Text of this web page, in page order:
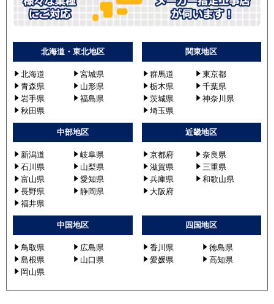
PEZX-HRMP140DV
PEZX-HRMP140DY
PEZX-HRMP140D2
PEZX-HRMP140D4
PEZX-HRMP140D5
日立
RPI-GP140RSHPC4
RPI-GP140RSHPC5
RPI-GP140RSHPC6
RPI-GP140RSHP5
RPI-GP140RSHP6
RPI-GP140RSHPC8
RPI-GP140RSHPC9
北海道・東北地区
北海道
宮城県
青森県
山形県
岩手県
福島県
秋田県
関東地区
群馬道
東京都
栃木県
千葉県
茨城県
神奈川県
埼玉県
中部地区
新潟道
岐阜県
石川県
山梨県
富山県
愛知県
長野県
静岡県
福井県
近畿地区
京都府
奈良県
滋賀県
三重県
兵庫県
和歌山県
大阪府
中国地区
鳥取県
広島県
島根県
山口県
岡山県
四国地区
香川県
徳島県
愛媛県
高知県